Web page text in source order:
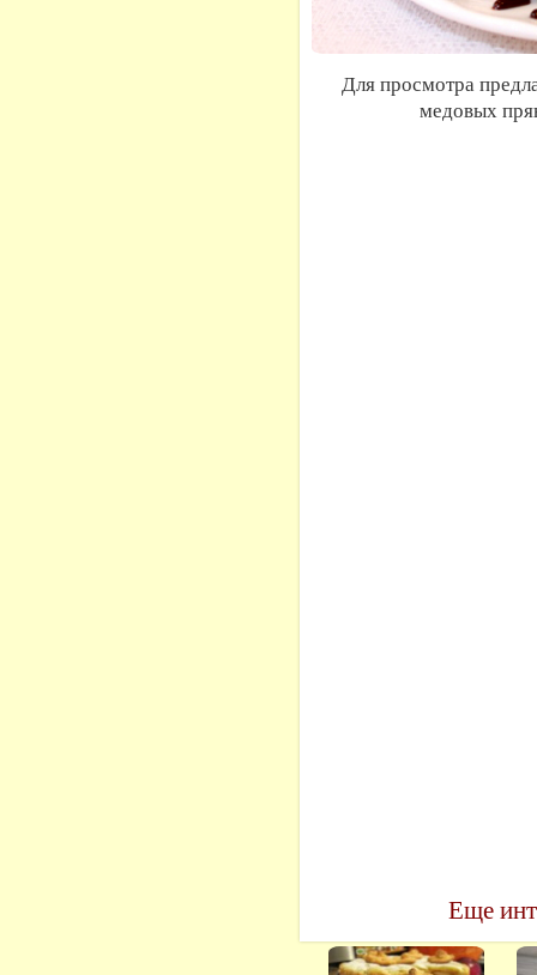
Для просмотра
медовых
Еще